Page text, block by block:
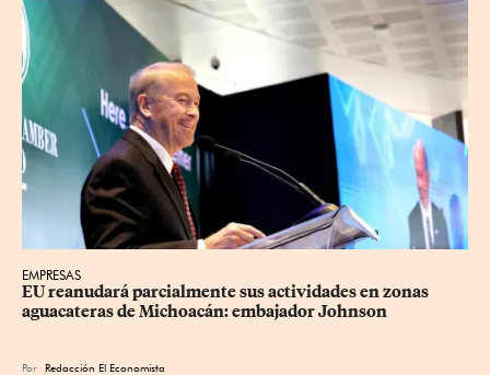
EMPRESAS
EU reanudará parcialmente sus actividades en zonas
aguacateras de Michoacán: embajador Johnson
Por Redacción El Economista